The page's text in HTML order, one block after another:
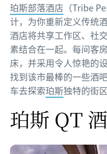
珀斯部落酒店 （Tribe
计，为你重新定义传统
酒店将共享工作区、
素结合在一起。每间客
床，并采用令人惊艳的
找到该市最棒的一些酒
车去探索珀斯独特的街区
珀斯 QT